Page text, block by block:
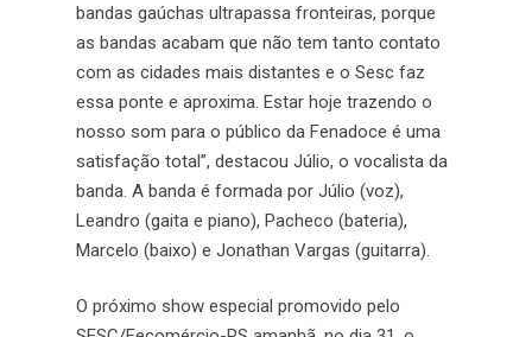
bandas gaúchas ultrapassa fronteiras, porque
as bandas acabam que não tem tanto contato
com as cidades mais distantes e o Sesc faz
essa ponte e aproxima. Estar hoje trazendo o
nosso som para o público da Fenadoce é uma
satisfação total”, destacou Júlio, o vocalista da
banda. A banda é formada por Júlio (voz),
Leandro (gaita e piano), Pacheco (bateria),
Marcelo (baixo) e Jonathan Vargas (guitarra).
O próximo show especial promovido pelo